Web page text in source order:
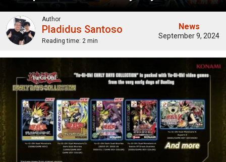
Author
Pladidus Santoso
Reading time: 2 min
News
September 9, 2024